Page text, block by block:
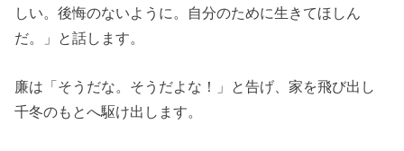
しい。後悔のないように。自分のために生きてほしん
だ。」と話します。
廉は「そうだな。そうだよな！」と告げ、家を飛び出し
千冬のもとへ駆け出します。